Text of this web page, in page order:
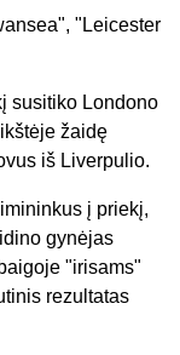
"Leicester
susitiko Londono
žaidę
iš Liverpulio.
į priekį,
gynėjas
"irisams"
rezultatas